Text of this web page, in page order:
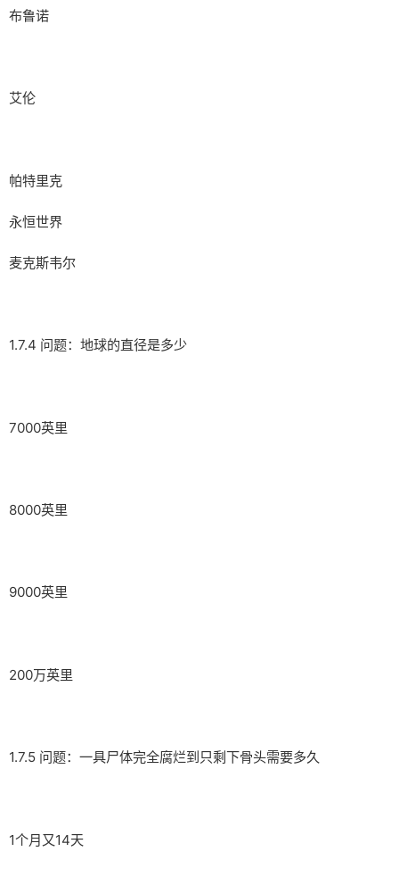
布鲁诺
艾伦
帕特里克
永恒世界
麦克斯韦尔
1.7.4 问题：地球的直径是多少
7000英里
8000英里
9000英里
200万英里
1.7.5 问题：一具尸体完全腐烂到只剩下骨头需要多久
1个月又14天